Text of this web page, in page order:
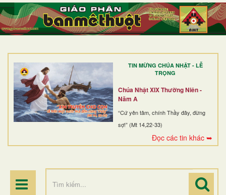
TIN MỪNG CHÚA NHẬT - LỄ
TRỌNG
Chúa Nhật XIX Thường Niên -
Năm A
“Cứ yên tâm, chính Thầy đây, đừng
sợ!” (Mt 14,22-33)
Đọc các tin khác ➥
TRANG NHẤT
GIỚI THIỆU
DÒNG TU
BAN MỤC VỤ
ĐOÀN THỂ CG
ĐIỂM HÀNH HƯƠNG